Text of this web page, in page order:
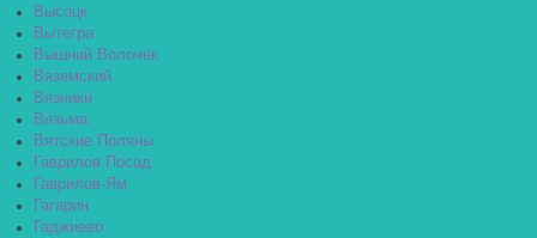
Высоцк
Вытегра
Вышний Волочёк
Вяземский
Вязники
Вязьма
Вятские Поляны
Гаврилов Посад
Гаврилов-Ям
Гагарин
Гаджиево